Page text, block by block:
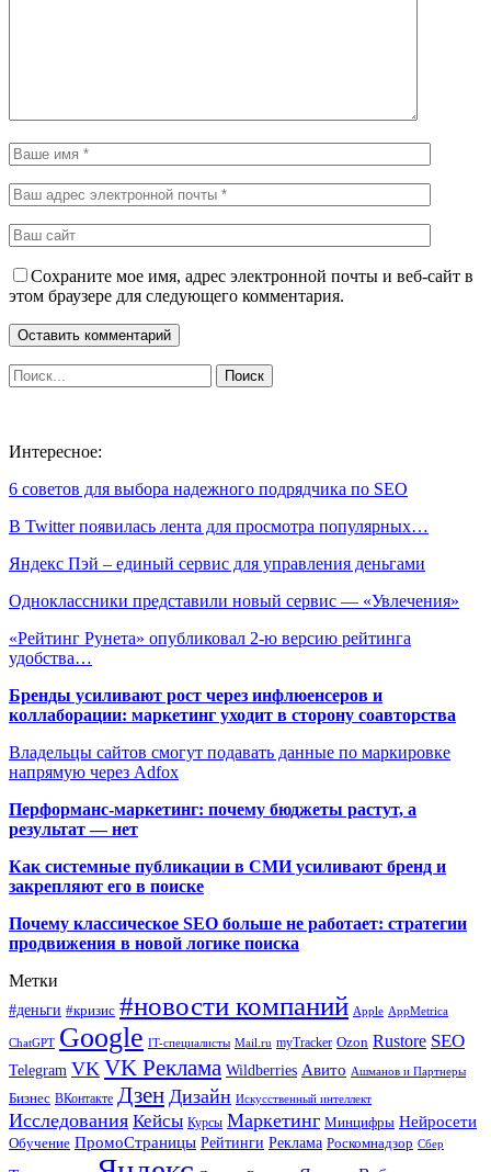
Сохраните мое имя, адрес электронной почты и веб-сайт в
этом браузере для следующего комментария.
Интересное:
6 советов для выбора надежного подрядчика по SEO
В Twitter появилась лента для просмотра популярных…
Яндекс Пэй – единый сервис для управления деньгами
Одноклассники представили новый сервис — «Увлечения»
«Рейтинг Рунета» опубликовал 2-ю версию рейтинга
удобства…
Бренды усиливают рост через инфлюенсеров и
коллаборации: маркетинг уходит в сторону соавторства
Владельцы сайтов смогут подавать данные по маркировке
напрямую через Adfox
Перформанс-маркетинг: почему бюджеты растут, а
результат — нет
Как системные публикации в СМИ усиливают бренд и
закрепляют его в поиске
Почему классическое SEO больше не работает: стратегии
продвижения в новой логике поиска
Метки
#деньги #кризис #новости компаний Apple AppMetrica
ChatGPT Google IT-специалисты Mail.ru myTracker Ozon Rustore SEO
Telegram VK VK Реклама Wildberries Авито Ашманов и Партнеры
Бизнес ВКонтакте Дзен Дизайн Искусственный интеллект
Исследования Кейсы Курсы Маркетинг Минцифры Нейросети
Обучение ПромоСтраницы Рейтинги Реклама Роскомнадзор Сбер